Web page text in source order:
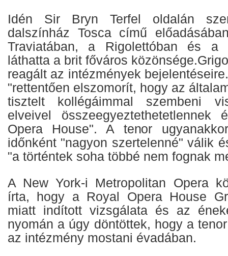
Idén Sir Bryn Terfel oldalán
dalszínház Tosca című
Traviatában, a Rigolettóban és a
láthatta a brit főváros
reagált az intézmények
"rettentően elszomorít, hogy az
tisztelt kollégáimmal szembeni
elveivel összeegyeztethetetlennek
Opera House". A tenor
időnként "nagyon szertelenné" válik
"a történtek soha többé nem fognak
A New York-i Metropolitan Opera
írta, hogy a Royal Opera House
miatt indított vizsgálata és az
nyomán a úgy döntöttek, hogy a
az intézmény mostani évadában.